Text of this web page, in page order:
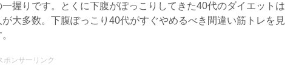
一握りです。とくに下腹がぽっこりしてきた40代のダイエットは
が大多数。下腹ぽっこり40代がすぐやめるべき間違い筋トレを見
ポンサーリンク